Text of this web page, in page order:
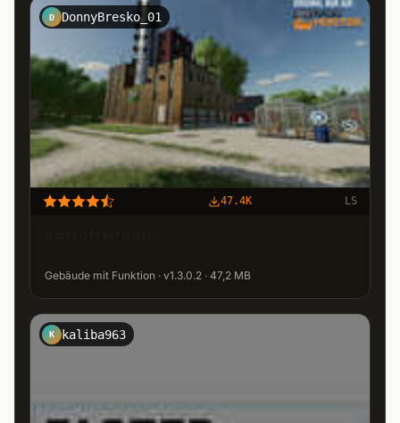
D DonnyBresko_01
47.4K LS
Gebäude mit Funktion · v1.3.0.2 · 47,2 MB
K kaliba963